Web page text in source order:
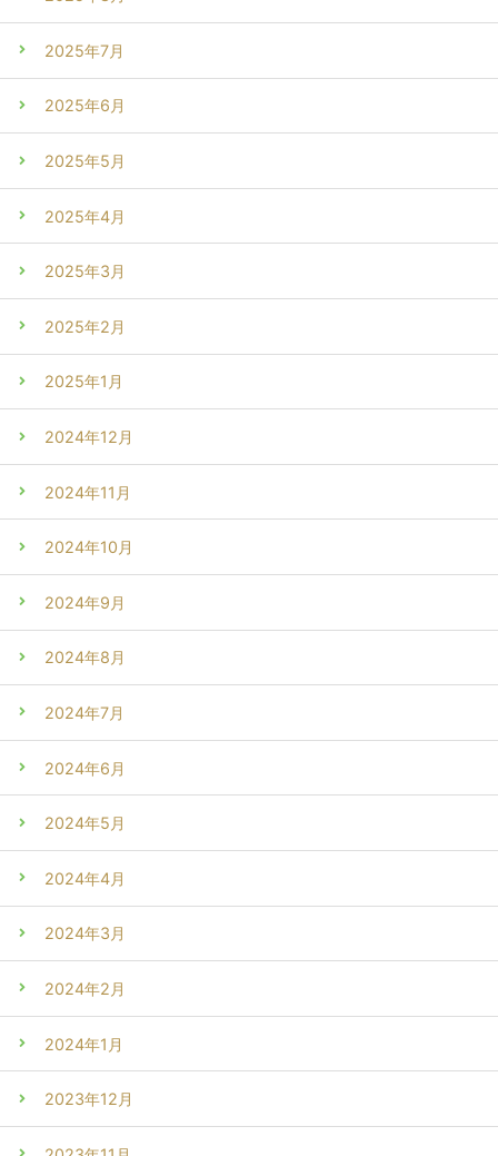
2025年7月
2025年6月
2025年5月
2025年4月
2025年3月
2025年2月
2025年1月
2024年12月
2024年11月
2024年10月
2024年9月
2024年8月
2024年7月
2024年6月
2024年5月
2024年4月
2024年3月
2024年2月
2024年1月
2023年12月